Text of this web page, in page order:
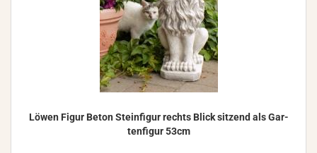
Löwen Figur Beton Stein­fi­gur rechts Blick sit­zend als Gar­
ten­fi­gur 53cm